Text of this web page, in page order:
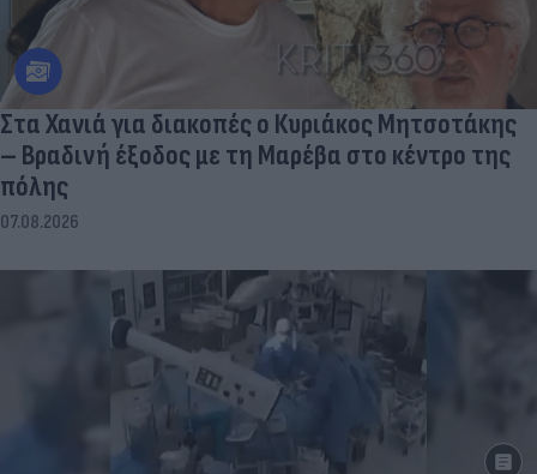
Στα Χανιά για διακοπές ο Κυριάκος Μητσοτάκης
– Βραδινή έξοδος με τη Μαρέβα στο κέντρο της
πόλης
07.08.2026